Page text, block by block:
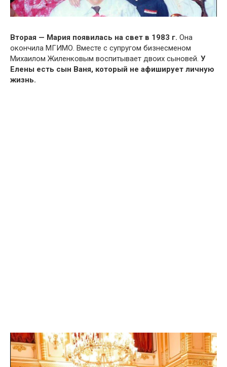
Вторая — Мария появилась на свет в 1983 г. Она
окончила МГИМО. Вместе с супругом бизнесменом
Михаилом Жиленковым воспитывает двоих сыновей. У
Елены есть сын Ваня, который не афиширует личную
жизнь.